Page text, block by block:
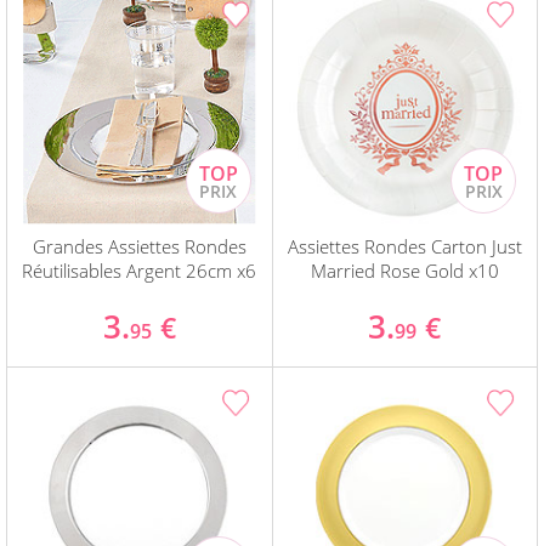
Grandes Assiettes Rondes
Réutilisables Argent 26cm x6
3.95 €
Assiettes Rondes Carton Just
Married Rose Gold x10
3.99 €